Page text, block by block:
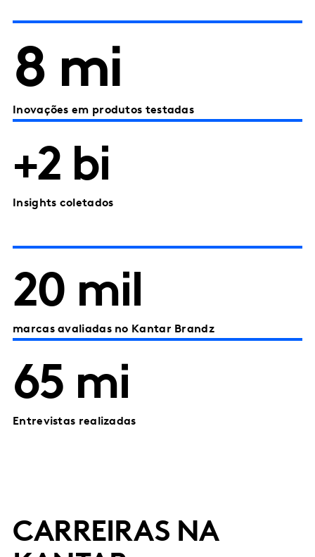
8 mi
Inovações em produtos testadas
+2 bi
Insights coletados
20 mil
marcas avaliadas no Kantar Brandz
65 mi
Entrevistas realizadas
CARREIRAS NA